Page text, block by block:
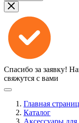
Спасибо за заявку!
свяжутся с вами
Главная
Каталог
Аксессуары